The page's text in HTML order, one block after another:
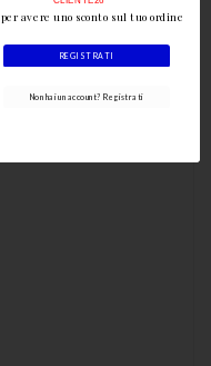
temperature
REGISTRATI
Non hai un account? Registrati
per avere uno sconto sul tuo ordine